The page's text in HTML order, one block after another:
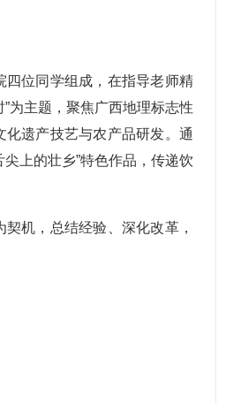
位同学组成，在指导老师精
为主题，聚焦广西地理标志性
遗产技艺与农产品研发。通
上的壮乡”特色作品，传递饮
机，总结经验、深化改革，